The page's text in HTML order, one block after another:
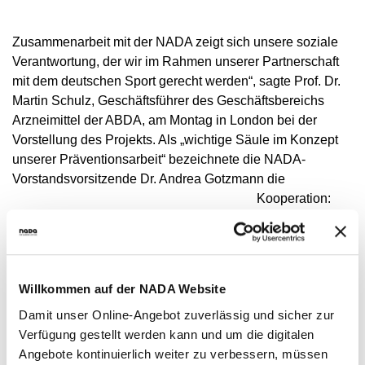
Willkommen auf der NADA Website
Damit unser Online-Angebot zuverlässig und sicher zur
Verfügung gestellt werden kann und um die digitalen
Angebote kontinuierlich weiter zu verbessern, müssen
JOBS
DIGITAL RESOURCES
Zusammenarbeit mit der NADA zeigt sich unsere soziale
Verantwortung, der wir im Rahmen unserer Partnerschaft
mit dem deutschen Sport gerecht werden“, sagte Prof. Dr.
Martin Schulz, Geschäftsführer des Geschäftsbereichs
Arzneimittel der ABDA, am Montag in London bei der
Vorstellung des Projekts. Als „wichtige Säule im Konzept
unserer Präventionsarbeit“ bezeichnete die NADA-
Vorstandsvorsitzende Dr. Andrea Gotzmann die
Kooperation:
sind eine
äußerst wichtige